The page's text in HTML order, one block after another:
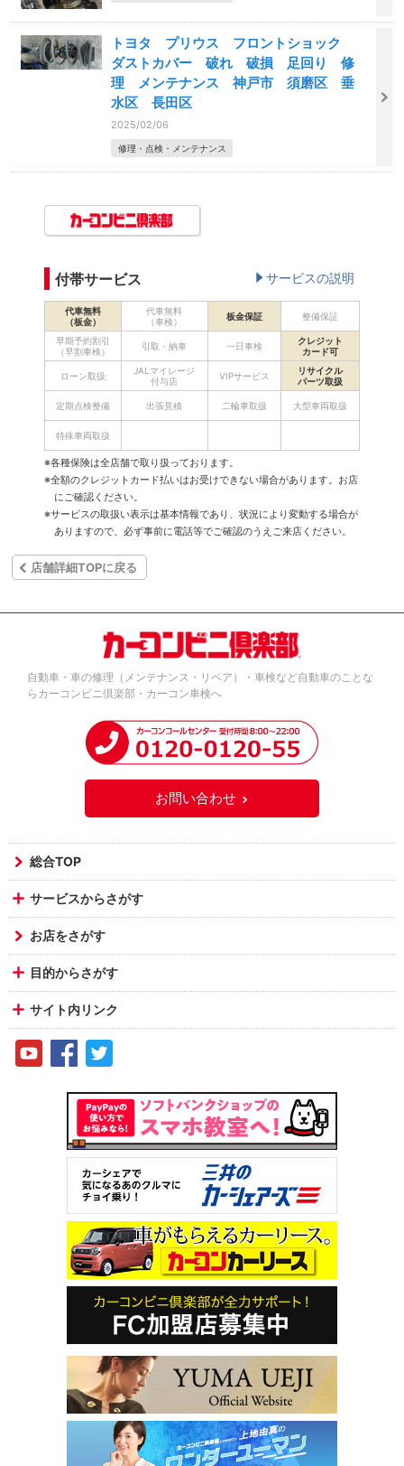
トヨタ プリウス フロントショック
ダストカバー 破れ 破損 足回り 修
理 メンテナンス 神戸市 須磨区 垂
水区 長田区
2025/02/06
修理・点検・メンテナンス
付帯サービス サービスの説明
代車無料
（板金）
代車無料
（車検）
板金保証 整備保証
早期予約割引
（早割車検）
引取・納車 一日車検
クレジット
カード可
ローン取扱
JALマイレージ
付与店
VIPサービス
リサイクル
パーツ取扱
定期点検整備 出張見積 二輪車取扱 大型車両取扱
特殊車両取扱
※各種保険は全店舗で取り扱っております。
※全額のクレジットカード払いはお受けできない場合があります。お店
にご確認ください。
※サービスの取扱い表示は基本情報であり、状況により変動する場合が
ありますので、必ず事前に電話等でご確認のうえご来店ください。
店舗詳細TOPに戻る
自動車・車の修理（メンテナンス・リペア）・車検など自動車のことな
らカーコンビニ倶楽部・カーコン車検へ
お問い合わせ
総合TOP
サービスからさがす
お店をさがす
目的からさがす
サイト内リンク